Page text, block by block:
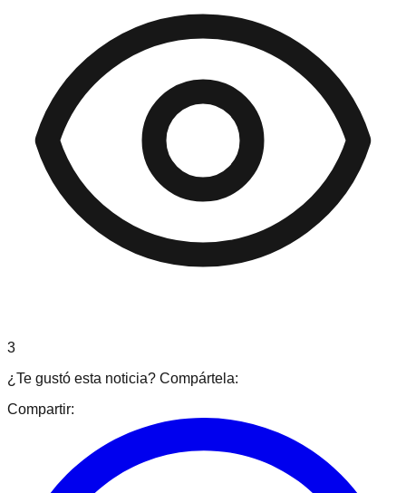
3
¿Te gustó esta noticia? Compártela:
Compartir: